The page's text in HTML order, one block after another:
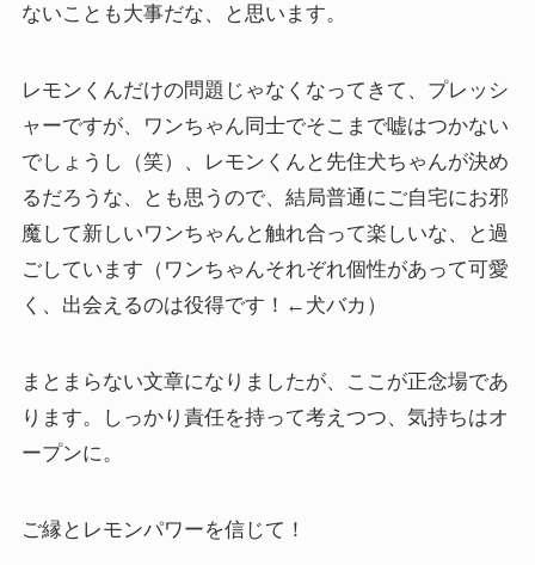
ないことも大事だな、と思います。
レモンくんだけの問題じゃなくなってきて、プレッシ
ャーですが、ワンちゃん同士でそこまで嘘はつかない
でしょうし（笑）、レモンくんと先住犬ちゃんが決め
るだろうな、とも思うので、結局普通にご自宅にお邪
魔して新しいワンちゃんと触れ合って楽しいな、と過
ごしています（ワンちゃんそれぞれ個性があって可愛
く、出会えるのは役得です！←犬バカ）
まとまらない文章になりましたが、ここが正念場であ
ります。しっかり責任を持って考えつつ、気持ちはオ
ープンに。
ご縁とレモンパワーを信じて！